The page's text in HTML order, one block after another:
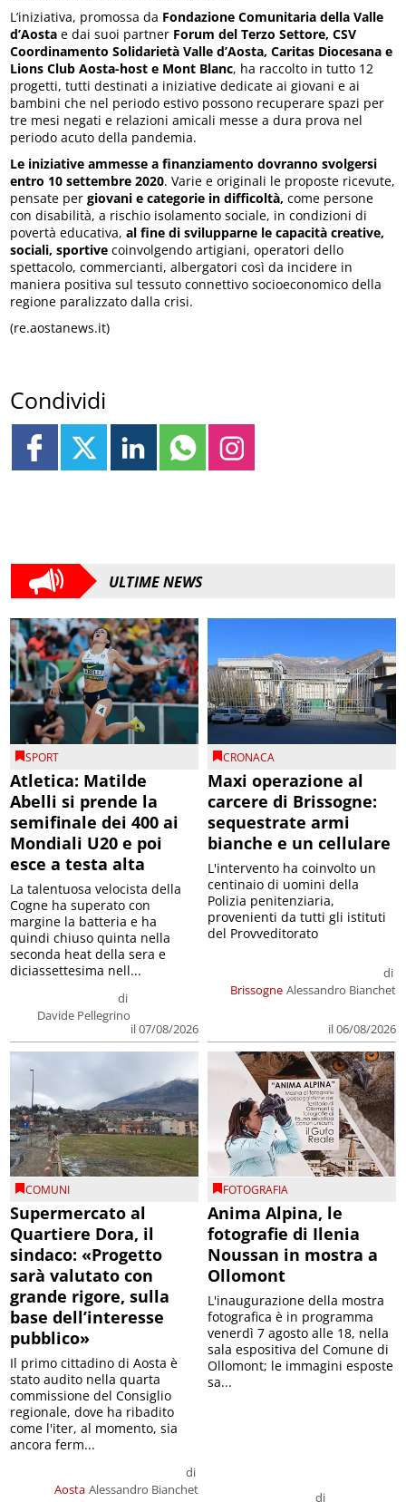
L’iniziativa, promossa da Fondazione Comunitaria della Valle
d’Aosta e dai suoi partner Forum del Terzo Settore, CSV
Coordinamento Solidarietà Valle d’Aosta, Caritas Diocesana e
Lions Club Aosta-host e Mont Blanc, ha raccolto in tutto 12
progetti, tutti destinati a iniziative dedicate ai giovani e ai
bambini che nel periodo estivo possono recuperare spazi per
tre mesi negati e relazioni amicali messe a dura prova nel
periodo acuto della pandemia.
Le iniziative ammesse a finanziamento dovranno svolgersi
entro 10 settembre 2020. Varie e originali le proposte ricevute,
pensate pergiovani e categorie in difficoltà,come persone
con disabilità, a rischio isolamento sociale, in condizioni di
povertà educativa,al fine di svilupparne le capacità creative,
sociali, sportive coinvolgendo artigiani, operatori dello
spettacolo, commercianti, albergatori così da incidere in
maniera positiva sul tessuto connettivo socioeconomico della
regione paralizzato dalla crisi.
(re.aostanews.it)
Condividi
ULTIME NEWS
SPORT
Atletica: Matilde
Abelli si prende la
semifinale dei 400 ai
Mondiali U20 e poi
esce a testa alta
di
Davide Pellegrino
il 07/08/2026
La talentuosa velocista della
Cogne ha superato con
margine la batteria e ha
quindi chiuso quinta nella
seconda heat della sera e
diciassettesima nell...
CRONACA
Maxi operazione al
carcere di Brissogne:
sequestrate armi
bianche e un cellulare
Brissogne
di
Alessandro Bianchet
il 06/08/2026
L'intervento ha coinvolto un
centinaio di uomini della
Polizia penitenziaria,
provenienti da tutti gli istituti
del Provveditorato
COMUNI
Supermercato al
Quartiere Dora, il
sindaco: «Progetto
sarà valutato con
grande rigore, sulla
base dell’interesse
pubblico»
Aosta
di
Alessandro Bianchet
Il primo cittadino di Aosta è
stato audito nella quarta
commissione del Consiglio
regionale, dove ha ribadito
come l'iter, al momento, sia
ancora ferm...
FOTOGRAFIA
Anima Alpina, le
fotografie di Ilenia
Noussan in mostra a
Ollomont
di
L'inaugurazione della mostra
fotografica è in programma
venerdì 7 agosto alle 18, nella
sala espositiva del Comune di
Ollomont; le immagini esposte
sa...